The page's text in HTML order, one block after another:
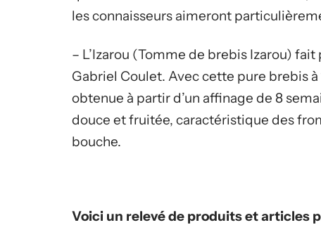
les connaisseurs aimeront
– L’Izarou (Tomme de brebis Izarou)
Gabriel Coulet. Avec cette pure brebis
obtenue à partir d’un affinage de 8
douce et fruitée, caractéristique des
bouche.
Voici un relevé de produits et articles